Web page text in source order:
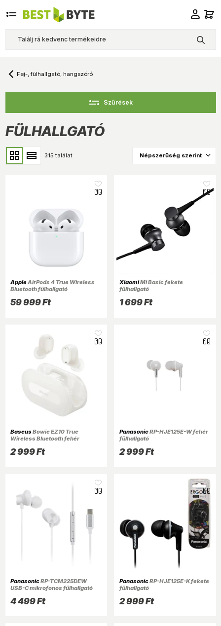
Fej-, fülhallgató, hangszóró
FÜLHALLGATÓ
315 találat
AppleAirPods 4 True Wireless
Bluetooth fülhallgató
59 999 Ft
XiaomiMi Basic fekete
fülhallgató
1 699 Ft
Baseus Bowie EZ10 True
Wireless Bluetooth fehér
2 999 Ft
PanasonicRP-HJE125E-W fehér
fülhallgató
2 999 Ft
PanasonicRP-TCM225DEW
USB-C mikrofonos fülhallgató
4 499 Ft
PanasonicRP-HJE125E-K fekete
fülhallgató
2 999 Ft
Szűrések